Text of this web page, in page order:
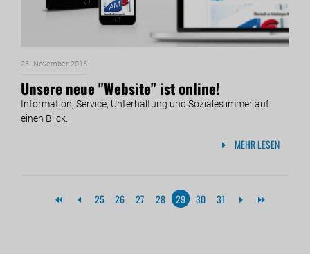
23. November 2016
Unsere neue "Website" ist online!
Information, Service, Unterhaltung und Soziales immer auf
einen Blick.
MEHR LESEN
25 26 27 28 29 30 31